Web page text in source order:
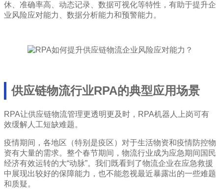
休、准确率高、动态记录、数据可视化等特性，有助于提升企
业风险应对能力、数据分析能力和预警能力。
供应链物流行业RPA的典型应用场景
RPA让供应链物流管理更透明更及时，RPA机器人上岗可有
效缓解人工短缺难题。
疫情期间，各地区（特别是疫区）对于生活物资和疫情防控物
资有大量的需求。整个春节期间，物流行业成为应急期间国民
经济有效运转的大“动脉”。我们既看到了物流企业在应急救援
中展现出较好的保障能力，也不能忽视最近暴露出的一些难题
和质疑。